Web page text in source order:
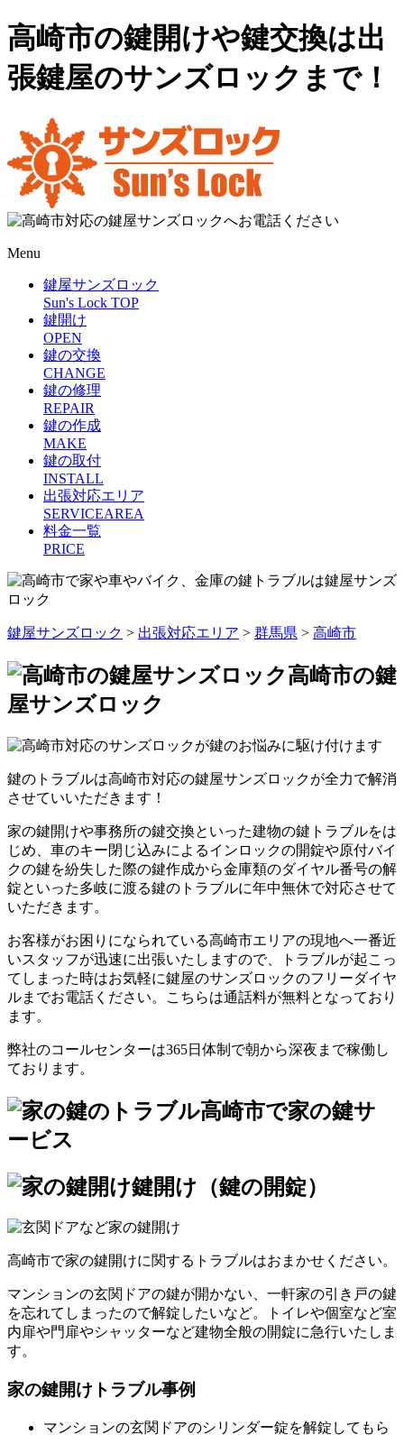
高崎市の鍵開けや鍵交換は出
張鍵屋のサンズロックまで！
Menu
鍵屋サンズロック
Sun's Lock TOP
鍵開け
OPEN
鍵の交換
CHANGE
鍵の修理
REPAIR
鍵の作成
MAKE
鍵の取付
INSTALL
出張対応エリア
SERVICEAREA
料金一覧
PRICE
鍵屋サンズロック > 出張対応エリア > 群馬県 > 高崎市
高崎市の鍵
屋サンズロック
鍵のトラブルは高崎市対応の鍵屋サンズロックが全力で解消
させていいただきます！
家の鍵開けや事務所の鍵交換といった建物の鍵トラブルをは
じめ、車のキー閉じ込みによるインロックの開錠や原付バイ
クの鍵を紛失した際の鍵作成から金庫類のダイヤル番号の解
錠といった多岐に渡る鍵のトラブルに年中無休で対応させて
いただきます。
お客様がお困りになられている高崎市エリアの現地へ一番近
いスタッフが迅速に出張いたしますので、トラブルが起こっ
てしまった時はお気軽に鍵屋のサンズロックのフリーダイヤ
ルまでお電話ください。こちらは通話料が無料となっており
ます。
弊社のコールセンターは365日体制で朝から深夜まで稼働し
ております。
高崎市で家の鍵サ
ービス
鍵開け（鍵の開錠）
高崎市で家の鍵開けに関するトラブルはおまかせください。
マンションの玄関ドアの鍵が開かない、一軒家の引き戸の鍵
を忘れてしまったので解錠したいなど。トイレや個室など室
内扉や門扉やシャッターなど建物全般の開錠に急行いたしま
す。
家の鍵開けトラブル事例
マンションの玄関ドアのシリンダー錠を解錠してもら